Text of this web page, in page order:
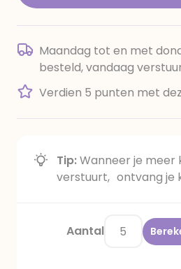
Maandag tot en met
besteld, vandaag
Verdien 5 punten met
Tip:Wanneer je meer
verstuurt, ontvang je
Aantal